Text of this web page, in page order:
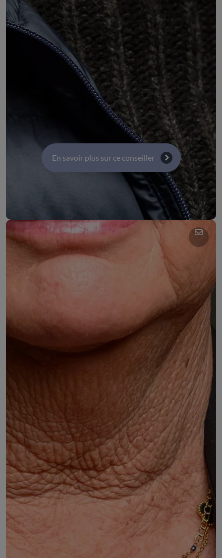
DÉSIGNÉ PAR :
l'Union fédérale des consommateurs 'UFC Que
Choisir' d'Auvergne-Rhône-Alpes
COMMISSIONS :
Commission 4 : Territoires, transport, infrastructure
Commission 1 : Activité économiques, emploi et
En savoir plus sur ce conseiller
Bernadette OLEKSIAK